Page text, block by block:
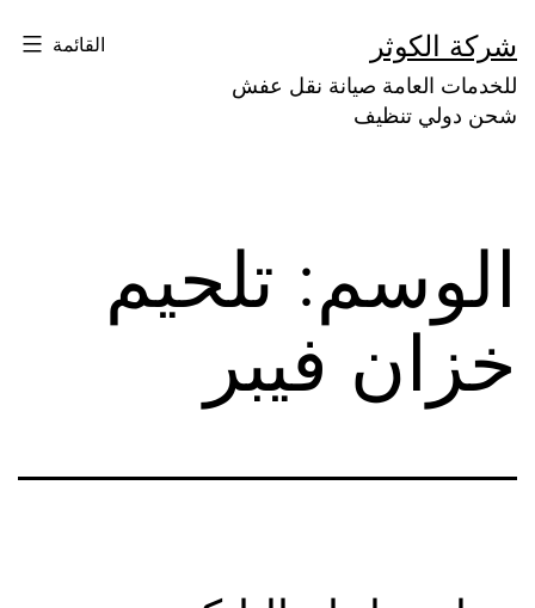
إلى
المحتوى
شركة الكوثر
للخدمات العامة صيانة نقل عفش
شحن دولي تنظيف
القائمة
الوسم: تلحيم
خزان فيبر